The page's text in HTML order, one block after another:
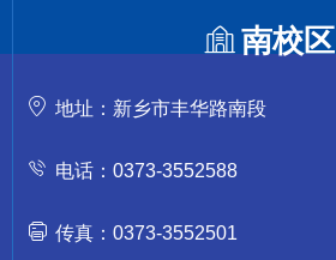
南校区
地址：新乡市丰华路南段
电话：0373-3552588
传真：0373-3552501